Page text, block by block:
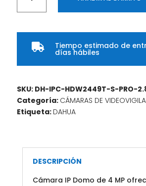
Domo
4
tecnología
y
WizSense
con
Plus,
lente
 Tiempo estimado de
días hábiles
SKU: DH-IPC-HDW2449T-S-PRO-
Categoría: CÁMARAS DE
Etiqueta: DAHUA
DESCRIPCIÓN
Cámara IP Domo de 4 MP